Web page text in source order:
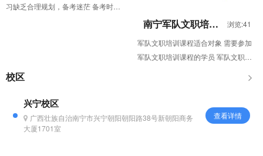
习缺乏合理规划，备考迷茫 备考时间
南宁军队文职培训
浏览:41
军队文职培训课程适合对象 需要参加
军队文职培训课程的学员 军队文职培
校区
兴宁校区
广西壮族自治南宁市兴宁朝阳朝阳路38号新朝阳商务
大厦1701室
查看详情